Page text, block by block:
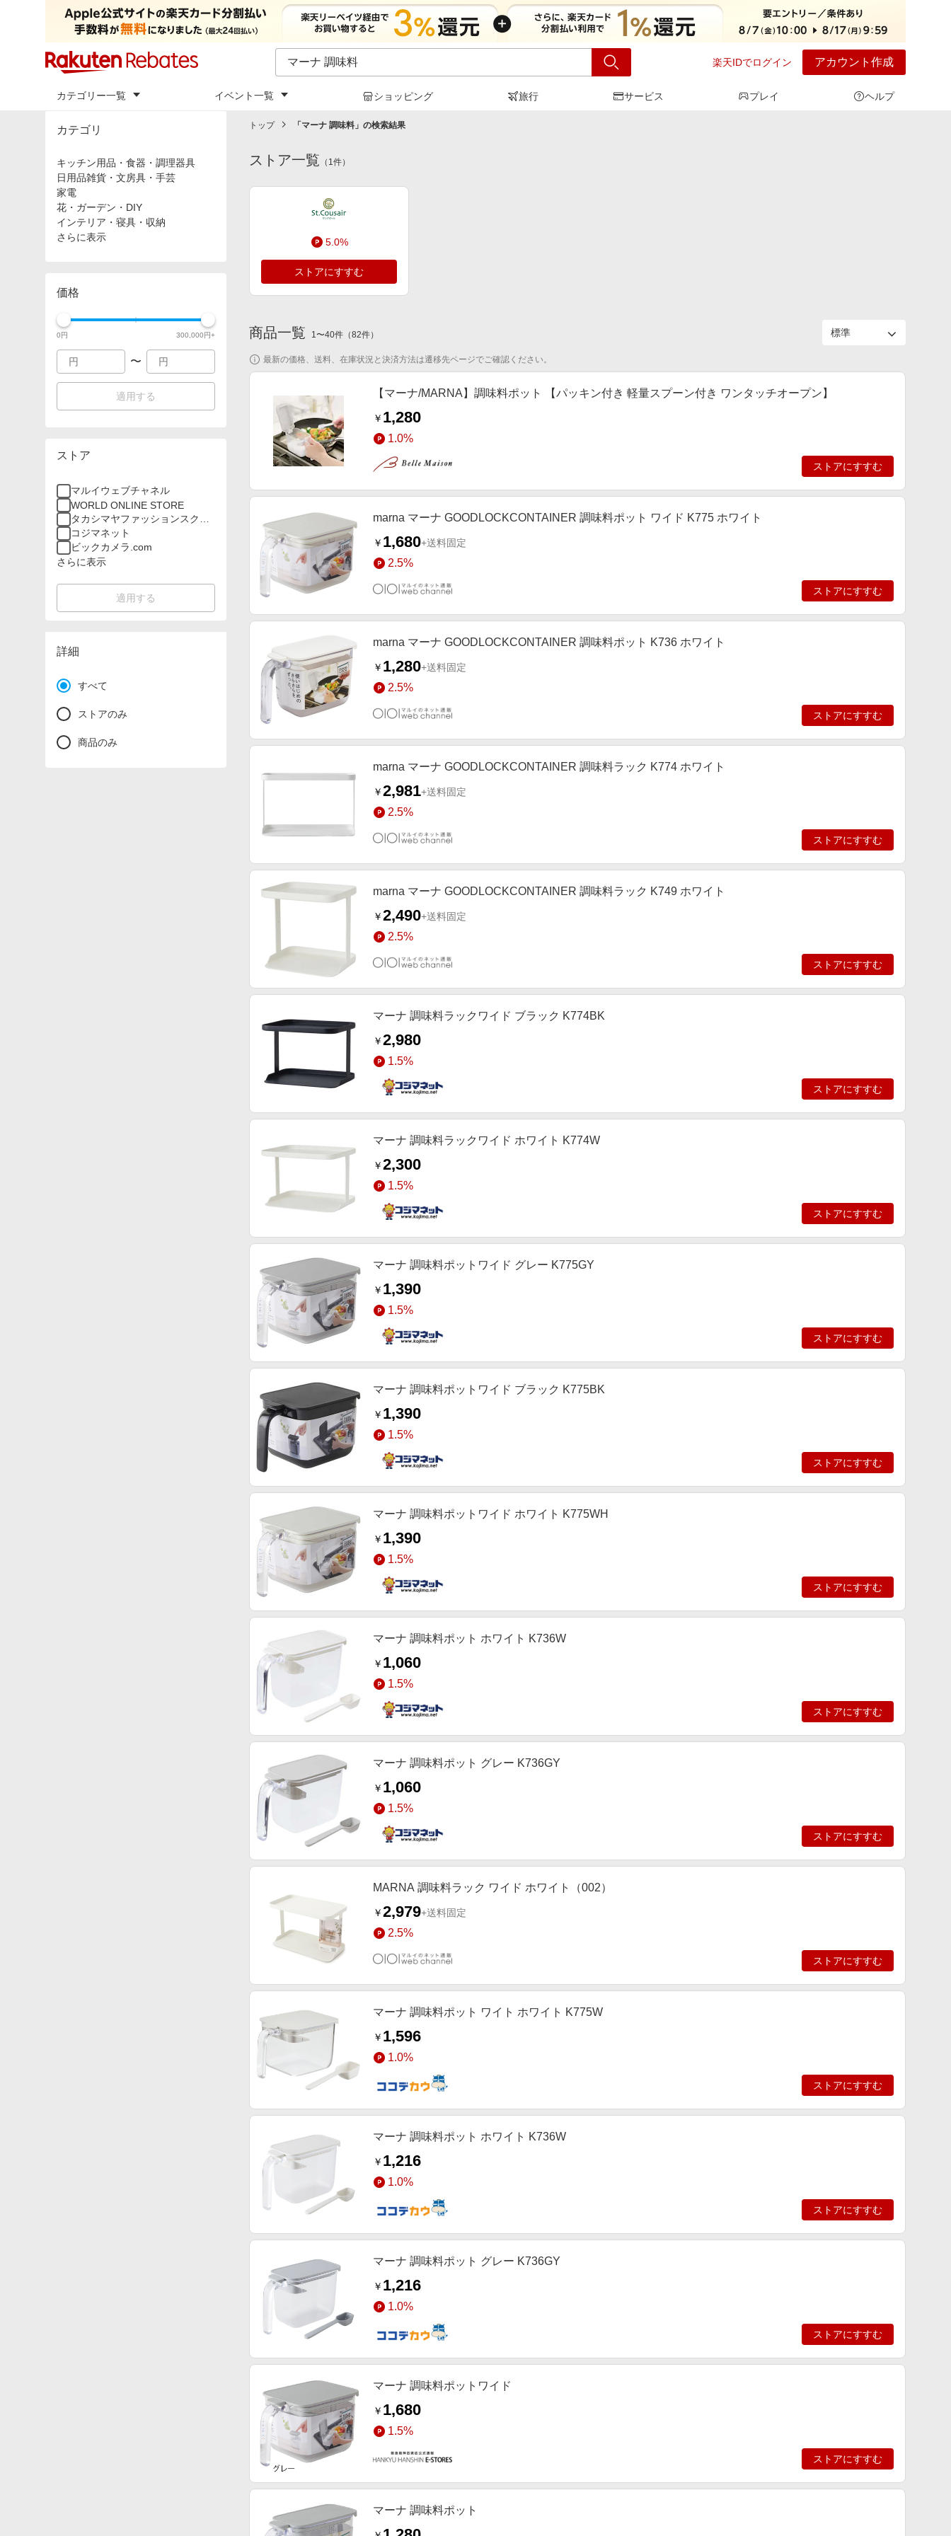
楽天IDでログイン アカウント作成
カテゴリー一覧 イベント一覧 ショッピング 旅行 サービス プレイ ヘルプ
カテゴリ
キッチン用品・食器・調理器具
日用品雑貨・文房具・手芸
家電
花・ガーデン・DIY
インテリア・寝具・収納
さらに表示
価格
0円 300,000円+
〜
適用する
ストア
マルイウェブチャネル
WORLD ONLINE STORE
タカシマヤファッションスクエ
ア
コジマネット
ビックカメラ.com
さらに表示
適用する
詳細
すべて
ストアのみ
商品のみ
トップ 「 マーナ 調味料 」の検索結果
ストア一覧 （ 1件）
5.0%
ストアにすすむ
商品一覧 1〜40件 （82件）
最新の価格、送料、在庫状況と決済方法は遷移先ページでご確認ください。
【マーナ/MARNA】調味料ポット 【パッキン付き 軽量スプーン付き ワンタッチオープン】
￥ 1,280
1.0%
ストアにすすむ
marna マーナ GOODLOCKCONTAINER 調味料ポット ワイド K775 ホワイト
￥ 1,680+送料固定
2.5%
ストアにすすむ
marna マーナ GOODLOCKCONTAINER 調味料ポット K736 ホワイト
￥ 1,280+送料固定
2.5%
ストアにすすむ
marna マーナ GOODLOCKCONTAINER 調味料ラック K774 ホワイト
￥2,981+送料固定
2.5%
ストアにすすむ
marna マーナ GOODLOCKCONTAINER 調味料ラック K749 ホワイト
￥2,490+送料固定
2.5%
ストアにすすむ
マーナ 調味料ラックワイド ブラック K774BK
￥2,980
1.5%
ストアにすすむ
マーナ 調味料ラックワイド ホワイト K774W
￥2,300
1.5%
ストアにすすむ
マーナ 調味料ポットワイド グレー K775GY
￥ 1,390
1.5%
ストアにすすむ
マーナ 調味料ポットワイド ブラック K775BK
￥ 1,390
1.5%
ストアにすすむ
マーナ 調味料ポットワイド ホワイト K775WH
￥ 1,390
1.5%
ストアにすすむ
マーナ 調味料ポット ホワイト K736W
￥ 1,060
1.5%
ストアにすすむ
マーナ 調味料ポット グレー K736GY
￥ 1,060
1.5%
ストアにすすむ
MARNA 調味料ラック ワイド ホワイト（002）
￥2,979+送料固定
2.5%
ストアにすすむ
マーナ 調味料ポット ワイト ホワイト K775W
￥ 1,596
1.0%
ストアにすすむ
マーナ 調味料ポット ホワイト K736W
￥ 1,216
1.0%
ストアにすすむ
マーナ 調味料ポット グレー K736GY
￥ 1,216
1.0%
ストアにすすむ
マーナ 調味料ポットワイド
￥ 1,680
1.5%
ストアにすすむ
マーナ 調味料ポット